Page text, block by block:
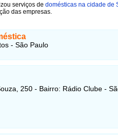
serviços de domésticas na cidade de
das empresas.
- São Paulo
250 - Bairro: Rádio Clube -